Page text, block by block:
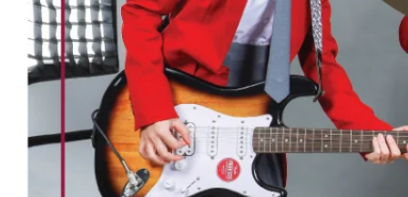
Thiết Kế Đồ Họa Chuyên Nghiệp
Chuyên Viên Thiết Kế Nội Thất
3D Game Art & Design
Mỹ Thuật Đa Phương Tiện
3D Animation
Mỹ Thuật Số – Digital Art
Motion Graphics Basic
Adobe Photoshop – Illustrator
Hội Họa Thiếu Nhi
Digital Art For Kids
Venus Academy